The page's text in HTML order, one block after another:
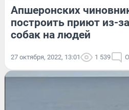
Апшеронских
построить приют из-
собак на людей
27 октября, 2022, 13:01 1 539